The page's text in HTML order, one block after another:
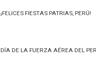
¡FELICES FIESTAS PATRIAS, PERÚ!
DÍA DE LA FUERZA AÉREA DEL